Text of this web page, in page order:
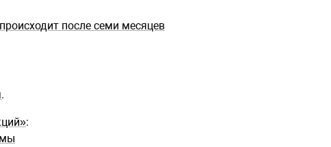
после семи месяцев
.
: